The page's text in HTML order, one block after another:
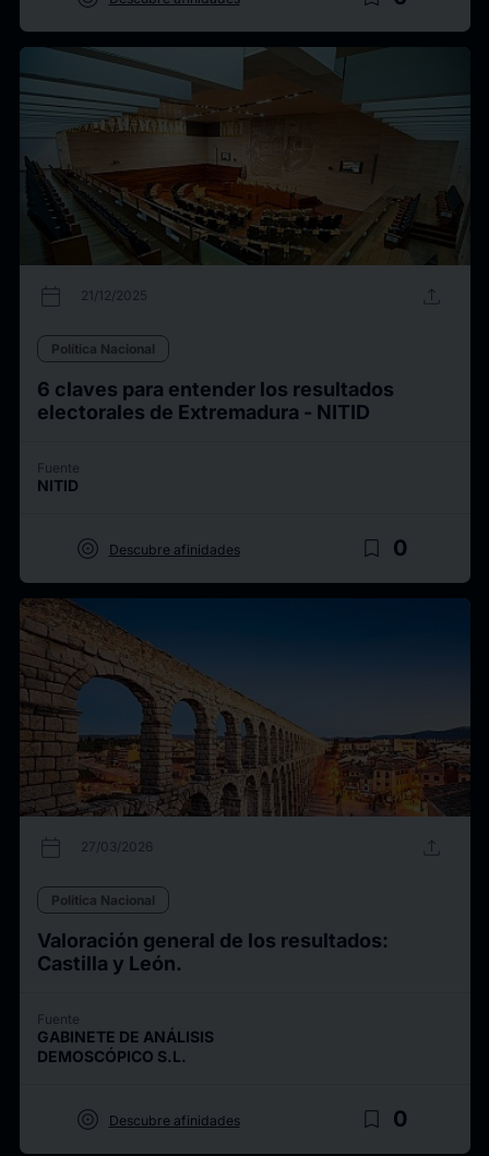
calendar_today 21/12/2025 upload
Política Nacional
6 claves para entender los resultados
electorales de Extremadura - NITID
Fuente
NITID
target Descubre afinidades bookmark_border 0
calendar_today 27/03/2026 upload
Política Nacional
Valoración general de los resultados:
Castilla y León.
Fuente
GABINETE DE ANÁLISIS
DEMOSCÓPICO S.L.
target Descubre afinidades bookmark_border 0